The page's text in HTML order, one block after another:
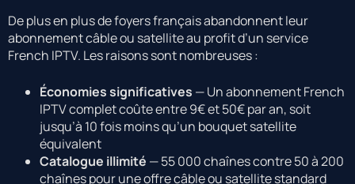
De plus en plus de foyers français abandonnent leur
abonnement câble ou satellite au profit d’un service
French IPTV. Les raisons sont nombreuses :
Économies significatives — Un abonnement French
IPTV complet coûte entre 9€ et 50€ par an, soit
jusqu’à 10 fois moins qu’un bouquet satellite
équivalent
Catalogue illimité — 55 000 chaînes contre 50 à 200
chaînes pour une offre câble ou satellite standard